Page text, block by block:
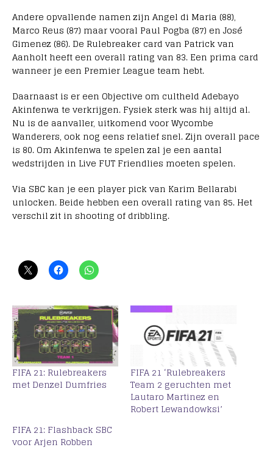
Andere opvallende namen zijn Angel di Maria (88),
Marco Reus (87) maar vooral Paul Pogba (87) en José
Gimenez (86). De Rulebreaker card van Patrick van
Aanholt heeft een overall rating van 83. Een prima card
wanneer je een Premier League team hebt.
Daarnaast is er een Objective om cultheld Adebayo
Akinfenwa te verkrijgen. Fysiek sterk was hij altijd al.
Nu is de aanvaller, uitkomend voor Wycombe
Wanderers, ook nog eens relatief snel. Zijn overall pace
is 80. Om Akinfenwa te spelen zal je een aantal
wedstrijden in Live FUT Friendlies moeten spelen.
Via SBC kan je een player pick van Karim Bellarabi
unlocken. Beide hebben een overall rating van 85. Het
verschil zit in shooting of dribbling.
FIFA 21: Rulebreakers
met Denzel Dumfries
FIFA 21 ‘Rulebreakers
Team 2 geruchten met
Lautaro Martinez en
Robert Lewandowksi’
FIFA 21: Flashback SBC
voor Arjen Robben